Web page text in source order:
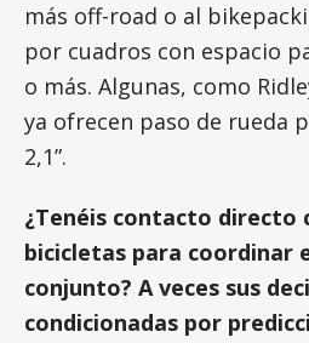
más off-road o al
por cuadros con espacio
o más. Algunas, como
ya ofrecen paso de rueda
2,1”.
¿Tenéis contacto directo
bicicletas para coordinar
conjunto? A veces sus
condicionadas por